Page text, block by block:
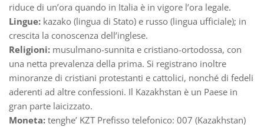
riduce di un’ora quando in Italia è in vigore l’ora legale.
Lingue: kazako (lingua di Stato) e russo (lingua ufficiale); in
crescita la conoscenza dell’inglese.
Religioni: musulmano-sunnita e cristiano-ortodossa, con
una netta prevalenza della prima. Si registrano inoltre
minoranze di cristiani protestanti e cattolici, nonché di fedeli
aderenti ad altre confessioni. Il Kazakhstan è un Paese in
gran parte laicizzato.
Moneta: tenghe’ KZT Prefisso telefonico: 007 (Kazakhstan)